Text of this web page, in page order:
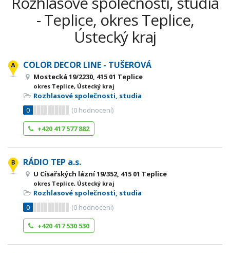
- Teplice, okres Teplice,
Ústecký kraj
COLOR DECOR LINE - TUŠEROVÁ
Mostecká 19/2230, 415 01 Teplice
okres Teplice, Ústecký kraj
Rozhlasové společnosti, studia
0
(0 hodnocení)
+420 417 577 882
RÁDIO TEP a.s.
U Císařských lázní 19/352, 415 01 Teplice
okres Teplice, Ústecký kraj
Rozhlasové společnosti, studia
0
(0 hodnocení)
+420 417 530 530